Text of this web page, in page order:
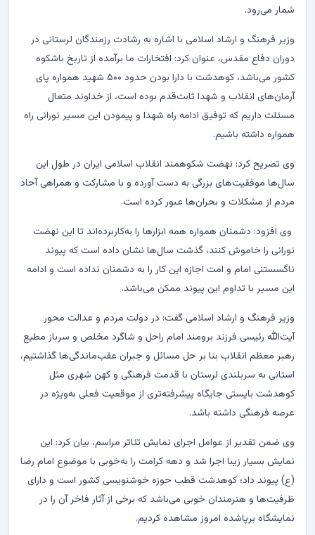
شمار می‌رود.
وزیر فرهنگ و ارشاد اسلامی با اشاره به رشادت رزمندگان لرستانی در
دوران دفاع مقدس، عنوان کرد: افتخارات ما برآمده از تاریخ باشکوه
کشور می‌باشد، کوهدشت با دارا بودن حدود ۵۰۰ شهید همواره پای
آرمان‌های انقلاب و شهدا ثابت‌قدم بوده است، از خداوند متعال
مسئلت داریم که توفیق ادامه راه شهدا و پیمودن این مسیر نورانی راه
همواره داشته باشیم.
وی تصریح کرد: نهضت شکوهمند انقلاب اسلامی ایران در طول این
سال‌ها موفقیت‌های بزرگی به دست آورده و با مشارکت و همراهی آحاد
مردم از مشکلات و بحران‌ها عبور کرده است.
وی افزود: دشمنان همواره همه ابزارها را به‌کاربرده‌اند تا این نهضت
نورانی را خاموش کنند، گذشت سال‌ها نشان داده است که پیوند
ناگسستنی امام و امت اجازه این کار را به دشمنان نداده است و ادامه
این مسیر با تداوم این پیوند ممکن می‌باشد.
وزیر فرهنگ و ارشاد اسلامی گفت: در دولت مردم و عدالت محور
آیت‌الله رئیسی فرزند برومند امام راحل و شاگرد مخلص و سرباز مطیع
رهبر معظم انقلاب بنا بر حل مسائل و جبران عقب‌ماندگی‌ها گذاشتیم،
استانی به سربلندی لرستان با قدمت فرهنگی و کهن شهری مثل
کوهدشت بایستی جایگاه پیشرفته‌تری از موقعیت فعلی به‌ویژه در
عرصه فرهنگی داشته باشد.
وی ضمن تقدیر از عوامل اجرای نمایش تئاتر مراسم، بیان کرد: این
نمایش بسیار زیبا اجرا شد و دهه کرامت را به‌خوبی با موضوع امام رضا
(ع) پیوند داد؛ کوهدشت قطب حوزه خوشنویسی کشور است و دارای
ظرفیت‌ها و هنرمندان خوبی می‌باشد که برخی از آثار فاخر آن را در
نمایشگاه برپاشده امروز مشاهده کردیم.